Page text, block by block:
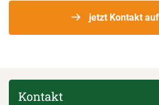
jetzt Kontakt
Kontakt